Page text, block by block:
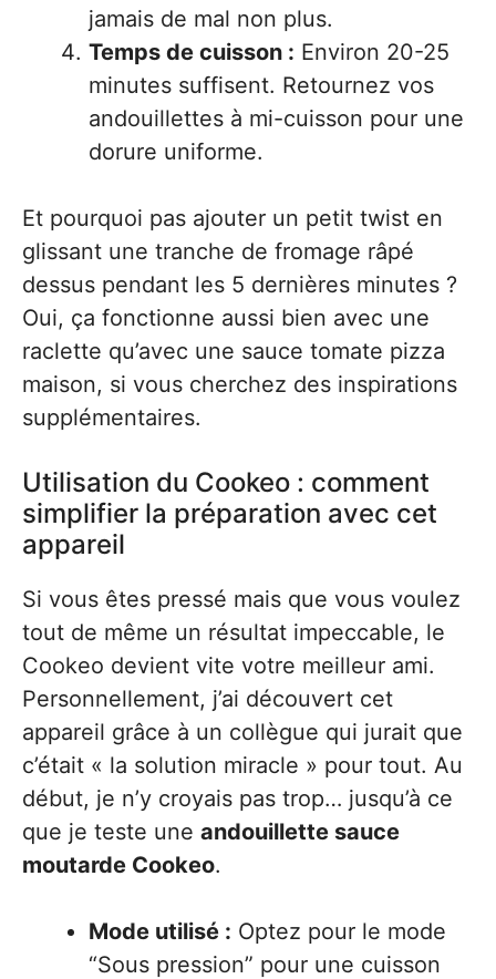
jamais de mal non plus.
Temps de cuisson : Environ 20-25
minutes suffisent. Retournez vos
andouillettes à mi-cuisson pour une
dorure uniforme.
Et pourquoi pas ajouter un petit twist en
glissant une tranche de fromage râpé
dessus pendant les 5 dernières minutes ?
Oui, ça fonctionne aussi bien avec une
raclette qu’avec une sauce tomate pizza
maison, si vous cherchez des inspirations
supplémentaires.
Utilisation du Cookeo : comment
simplifier la préparation avec cet
appareil
Si vous êtes pressé mais que vous voulez
tout de même un résultat impeccable, le
Cookeo devient vite votre meilleur ami.
Personnellement, j’ai découvert cet
appareil grâce à un collègue qui jurait que
c’était « la solution miracle » pour tout. Au
début, je n’y croyais pas trop… jusqu’à ce
que je teste une andouillette sauce
moutarde Cookeo.
Mode utilisé : Optez pour le mode
“Sous pression” pour une cuisson